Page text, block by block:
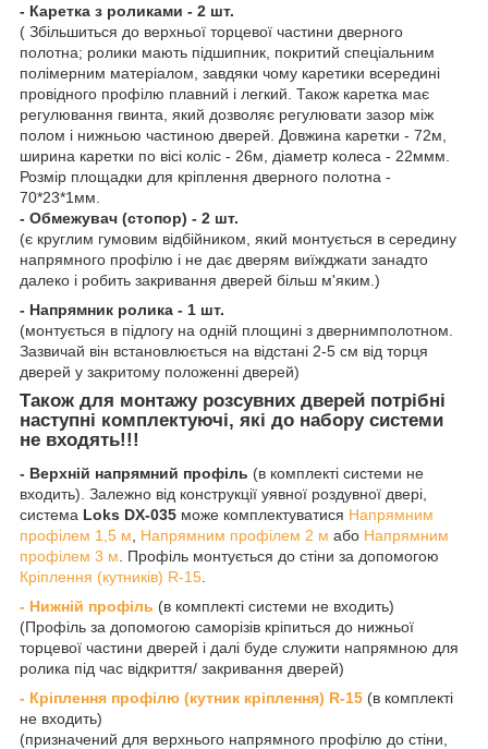
- Каретка з роликами - 2 шт.
( Збільшиться до верхньої торцевої частини дверного
полотна; ролики мають підшипник, покритий спеціальним
полімерним матеріалом, завдяки чому каретики всередині
провідного профілю плавний і легкий. Також каретка має
регулювання гвинта, який дозволяє регулювати зазор між
полом і нижньою частиною дверей. Довжина каретки - 72м,
ширина каретки по вісі коліс - 26м, діаметр колеса - 22ммм.
Розмір площадки для кріплення дверного полотна -
70*23*1мм.
- Обмежувач (стопор) - 2 шт.
(є круглим гумовим відбійником, який монтується в середину
напрямного профілю і не дає дверям виїжджати занадто
далеко і робить закривання дверей більш м'яким.)
- Напрямник ролика - 1 шт.
(монтується в підлогу на одній площині з двернимполотном.
Зазвичай він встановлюється на відстані 2-5 см від торця
дверей у закритому положенні дверей)
Також для монтажу розсувних дверей потрібні
наступні комплектуючі, які до набору системи
не входять!!!
- Верхній напрямний профіль (в комплекті системи не
входить). Залежно від конструкції уявної роздувної двері,
система Loks DX-035 може комплектуватися Напрямним
профілем 1,5 м
Напрямним профілем 2 м або Напрямним
профілем 3 м . Профіль монтується до стіни за допомогою
Кріплення (кутників) R-15
- Нижній профіль (в комплекті системи не входить)
(Профіль за допомогою саморізів кріпиться до нижньої
торцевої частини дверей і далі буде служити напрямною для
ролика під час відкриття/ закривання дверей)
- Кріплення профілю (кутник кріплення) R-15 (в комплекті
не входить)
(призначений для верхнього напрямного профілю до стіни,